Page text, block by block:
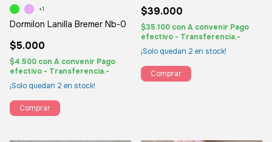
Dormilon Lanilla Bremer Nb-0
$5.000
$4.500 con A convenir Pago
efectivo - Transferencia.-
¡Solo quedan 2 en stock!
+1
Comprar
$39.000
$35.100 con A convenir Pago
efectivo - Transferencia.-
¡Solo quedan 2 en stock!
Comprar